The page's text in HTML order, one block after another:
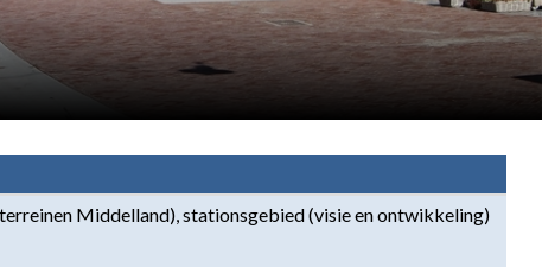
Middelland), stationsgebied (visie en ontwikkeling)